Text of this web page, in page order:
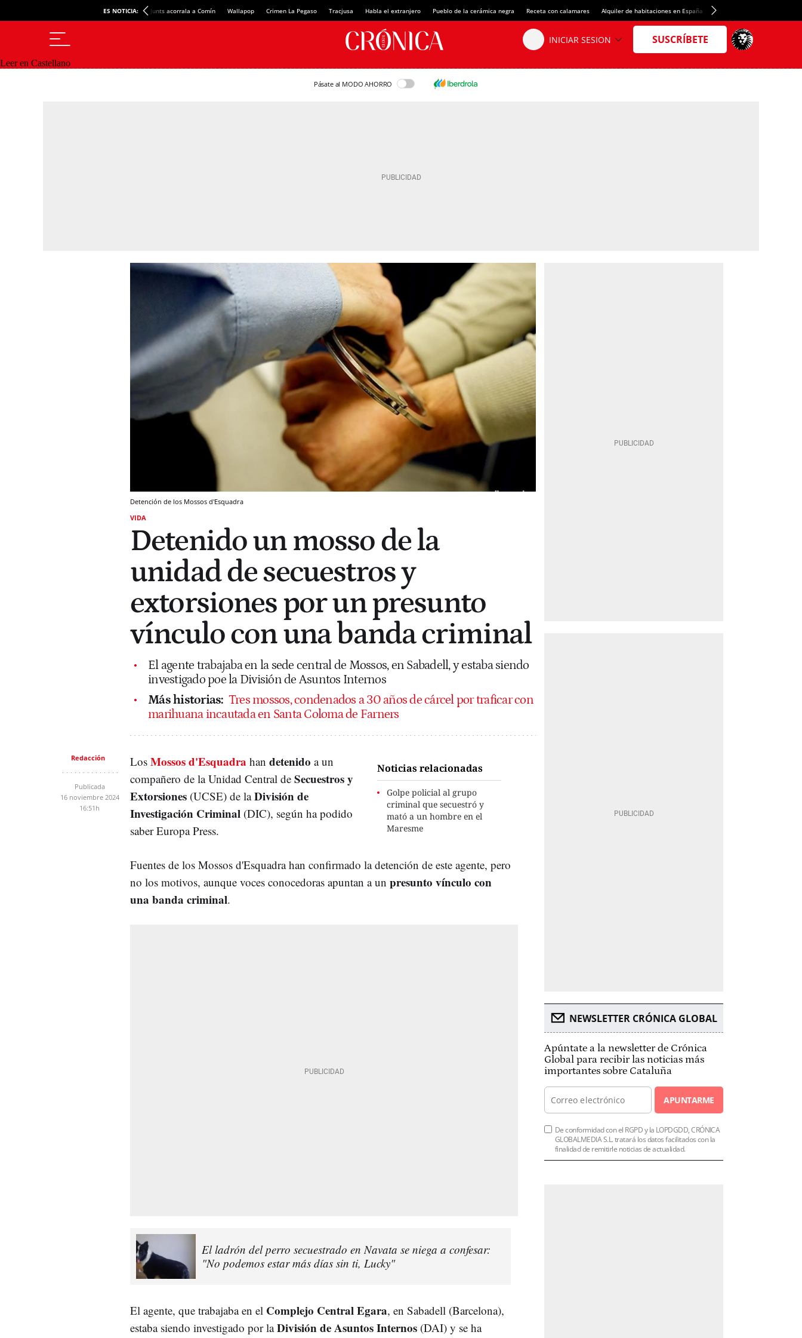
ES NOTICIA: Junts acorrala a Comín Wallapop Crimen La Pegaso Tracjusa Habla el extranjero Pueblo de la cerámica negra Receta con calamares Alquiler de habitaciones en España Crédito del Spotify Camp Nou
Leer en Castellano
Pásate al MODO AHORRO
Detención de los Mossos d'Esquadra
VIDA
Detenido un mosso de la
unidad de secuestros y
extorsiones por un presunto
vínculo con una banda criminal
El agente trabajaba en la sede central de Mossos, en Sabadell, y estaba siendo
investigado poe la División de Asuntos Internos
Más historias: Tres mossos, condenados a 30 años de cárcel por traficar con
marihuana incautada en Santa Coloma de Farners
Redacción
Publicada
16 noviembre 2024
16:51h
Noticias relacionadas
Golpe policial al grupo
criminal que secuestró y
mató a un hombre en el
Maresme
Los Mossos d'Esquadra han detenido a un
compañero de la Unidad Central de Secuestros y
Extorsiones (UCSE) de laDivisión de
Investigación Criminal (DIC), según ha podido
saber Europa Press.
Fuentes de los Mossos d'Esquadra han confirmado la detención de este agente, pero
no los motivos, aunque voces conocedoras apuntan a un presunto vínculo con
una banda criminal.
El ladrón del perro secuestrado en Navata se niega a confesar:
"No podemos estar más días sin ti, Lucky"
El agente, que trabajaba en el Complejo Central Egara, en Sabadell (Barcelona),
estaba siendo investigado por laDivisión de Asuntos Internos (DAI) y se ha
NEWSLETTER CRÓNICA GLOBAL
Apúntate a la newsletter de Crónica
Global para recibir las noticias más
importantes sobre Cataluña
APUNTARME
De conformidad con el RGPD y la LOPDGDD, CRÓNICA
GLOBALMEDIA S.L. tratará los datos facilitados con la
finalidad de remitirle noticias de actualidad.